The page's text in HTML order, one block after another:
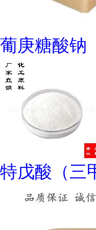
葡庚糖酸钠
特戊酸（三